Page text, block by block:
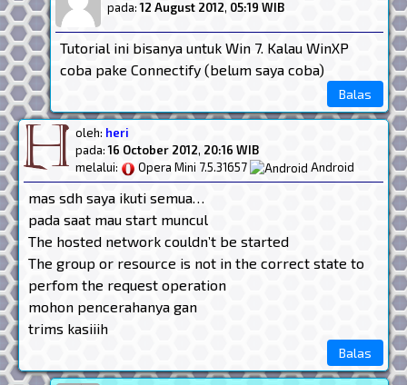
pada:12 August 2012, 05:19 WIB
Tutorial ini bisanya untuk Win 7. Kalau WinXP
coba pake Connectify (belum saya coba)
Balas
oleh: heri
pada:16 October 2012, 20:16 WIB
melalui:
Opera Mini 7.5.31657 Android
mas sdh saya ikuti semua…
pada saat mau start muncul
The hosted network couldn’t be started
The group or resource is not in the correct state to
perfom the request operation
mohon pencerahanya gan
trims kasiiih
Balas